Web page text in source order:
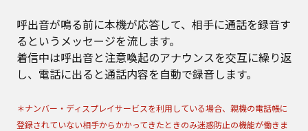
呼出音が鳴る前に本機が応答して、相手に通話を録音す
るというメッセージを流します。
着信中は呼出音と注意喚起のアナウンスを交互に繰り返
し、電話に出ると通話内容を自動で録音します。
＊ナンバー・ディスプレイサービスを利用している場合、親機の電話帳に
登録されていない相手からかかってきたときのみ迷惑防止の機能が働きま